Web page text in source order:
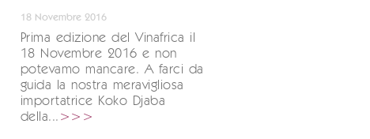
18 Novembre 2016
Prima edizione del Vinafrica il
18 Novembre 2016 e non
potevamo mancare. A farci da
guida la nostra meravigliosa
importatrice Koko Djaba
della... >>>